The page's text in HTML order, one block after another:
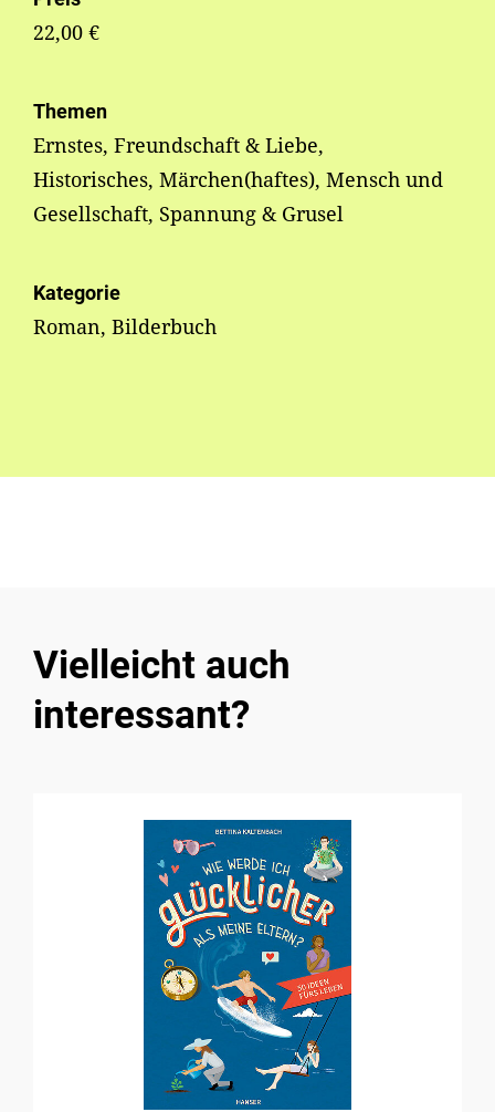
22,00 €
Themen
Ernstes, Freundschaft & Liebe,
Historisches, Märchen(haftes), Mensch und
Gesellschaft, Spannung & Grusel
Kategorie
Roman, Bilderbuch
Vielleicht auch
interessant?